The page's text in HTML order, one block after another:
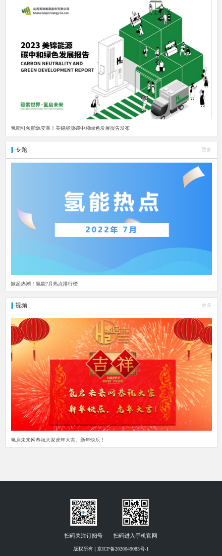
氢能引领能源变革！美锦能源碳中和绿色发展报告发布
专题 更多
掀起热潮！氢能7月热点排行榜
视频 更多
氢启未来网恭祝大家虎年大吉、新年快乐！
扫码关注订阅号 扫码进入手机官网
版权所有 | 京ICP备2020049083号-1